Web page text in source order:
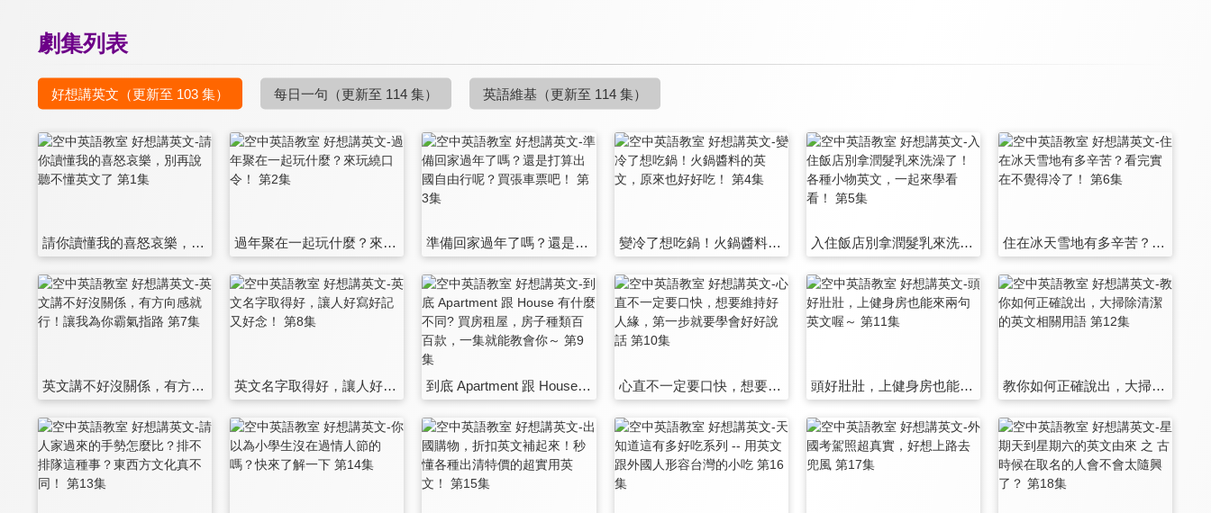
劇集列表
好想講英文 （更新至 103 集） 每日一句 （更新至 114 集） 英語維基 （更新至 114 集）
請你讀懂我的喜怒哀樂，別再說聽不懂英文了 第1集 過年聚在一起玩什麼？來玩繞口令！ 第2集 準備回家過年了嗎？還是打算出國自由行呢？買張車票吧！ 第3集 變冷了想吃鍋！火鍋醬料的英文，原來也好好吃！ 第4集 入住飯店別拿潤髮乳來洗澡了！各種小物英文，一起來學看看！ 第5集 住在冰天雪地有多辛苦？看完實在不覺得冷了！ 第6集
英文講不好沒關係，有方向感就行！讓我為你霸氣指路 第7集 英文名字取得好，讓人好寫好記又好念！ 第8集 到底 Apartment 跟 House 有什麼不同? 買房租屋，房子種類百百款，一集就能教會你～ 第9集 心直不一定要口快，想要維持好人緣，第一步就要學會好好說話 第10集 頭好壯壯，上健身房也能來兩句英文喔～ 第11集 教你如何正確說出，大掃除清潔的英文相關用語 第12集